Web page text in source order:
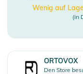
Wenig auf
(in
ORTOVOX
Den Store